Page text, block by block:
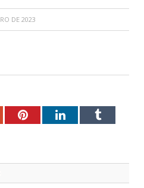
DE 2023
PinterestLinkedInTumblr